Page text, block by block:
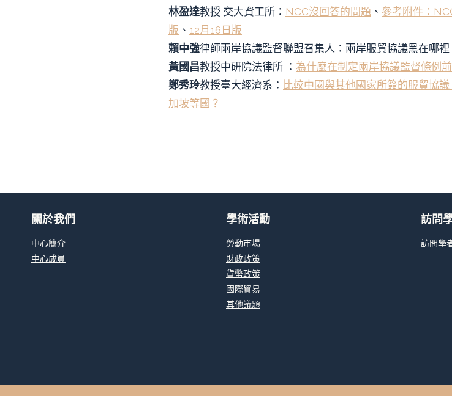
林盈達教授 交大資工所： NCC沒回答的問題 、 參考附件：
版 、 12月16日版
賴中強律師兩岸協議監督聯盟召集人：兩岸服貿協議黑在哪裡
黃國昌教授中研院法律所 ： 為什麼在制定兩岸協議監督條例
鄭秀玲教授臺大經濟系： 比較中國與其他國家所簽的服貿協
加坡等國？
關於我們
中心簡介
中心成員
學術活動
勞動市場
財政政策
貨幣政策
國際貿易
其他議題
訪問
訪問學